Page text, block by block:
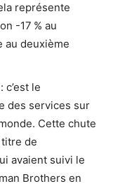
représente
-17 % au
au deuxième
c’est le
des services sur
Cette chute
titre de
avaient suivi le
Brothers en